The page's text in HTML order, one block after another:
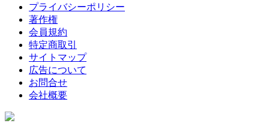
プライバシーポリシー
著作権
会員規約
特定商取引
サイトマップ
広告について
お問合せ
会社概要